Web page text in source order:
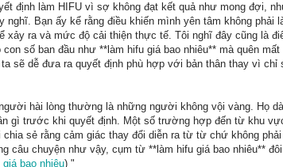
định làm HIFU vì sợ không đạt kết quả như mong đợi,
Bạn ấy kể rằng điều khiến mình yên tâm không phải
ra và mức độ cải thiện thực tế. Tôi nghĩ đây cũng là
số ban đầu như **làm hifu giá bao nhiêu** mà quên
sẽ dễ đưa ra quyết định phù hợp với bản thân thay vì chỉ
hài lòng thường là những người không vội vàng. Họ
gì trước khi quyết định. Một số trường hợp đến từ khu
sẻ rằng cảm giác thay đổi diễn ra từ từ chứ không
câu chuyện như vậy, cụm từ **làm hifu giá bao nhiêu**
giá bao nhiêu) "